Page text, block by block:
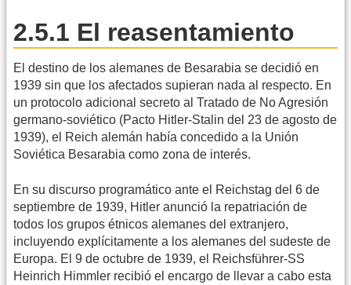
2.5.1 El reasentamiento
El destino de los alemanes de Besarabia se decidió en
1939 sin que los afectados supieran nada al respecto. En
un protocolo adicional secreto al Tratado de No Agresión
germano-soviético (Pacto Hitler-Stalin del 23 de agosto de
1939), el Reich alemán había concedido a la Unión
Soviética Besarabia como zona de interés.
En su discurso programático ante el Reichstag del 6 de
septiembre de 1939, Hitler anunció la repatriación de
todos los grupos étnicos alemanes del extranjero,
incluyendo explícitamente a los alemanes del sudeste de
Europa. El 9 de octubre de 1939, el Reichsführer-SS
Heinrich Himmler recibió el encargo de llevar a cabo esta